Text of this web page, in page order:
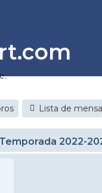
Lista de
2022-